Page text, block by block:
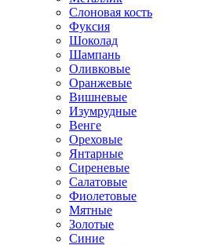
Слоновая кость
Фуксия
Шоколад
Шампань
Оливковые
Оранжевые
Вишневые
Изумрудные
Венге
Ореховые
Янтарные
Сиреневые
Салатовые
Фиолетовые
Мятные
Золотые
Синие